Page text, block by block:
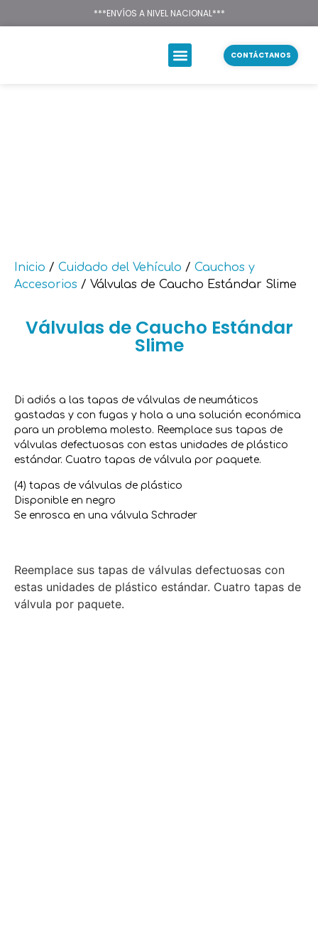
Texsal Venezuela –
***ENVÍOS A NIVEL NACIONAL***
CONTÁCTANOS
Inicio / Cuidado del Vehículo / Cauchos y
Accesorios / Válvulas de Caucho Estándar Slime
Válvulas de Caucho Estándar
Slime
Di adiós a las tapas de válvulas de neumáticos
gastadas y con fugas y hola a una solución económica
para un problema molesto. Reemplace sus tapas de
válvulas defectuosas con estas unidades de plástico
estándar. Cuatro tapas de válvula por paquete.
(4) tapas de válvulas de plástico
Disponible en negro
Se enrosca en una válvula Schrader
Reemplace sus tapas de válvulas defectuosas con
estas unidades de plástico estándar. Cuatro tapas de
válvula por paquete.